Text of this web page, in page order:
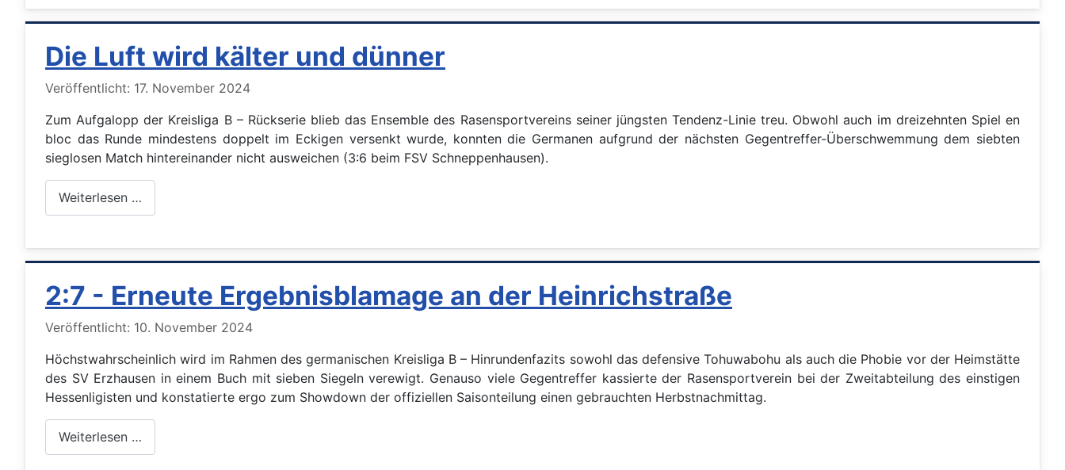
Die Luft wird kälter und dünner
Details
Veröffentlicht: 17. November 2024
Zum Aufgalopp der Kreisliga B – Rückserie blieb das Ensemble des Rasensportvereins seiner jüngsten Tendenz-Linie treu. Obwohl auch im dreizehnten Spiel en
bloc das Runde mindestens doppelt im Eckigen versenkt wurde, konnten die Germanen aufgrund der nächsten Gegentreffer-Überschwemmung dem siebten
sieglosen Match hintereinander nicht ausweichen (3:6 beim FSV Schneppenhausen).
Weiterlesen …
2:7 - Erneute Ergebnisblamage an der Heinrichstraße
Details
Veröffentlicht: 10. November 2024
Höchstwahrscheinlich wird im Rahmen des germanischen Kreisliga B – Hinrundenfazits sowohl das defensive Tohuwabohu als auch die Phobie vor der Heimstätte
des SV Erzhausen in einem Buch mit sieben Siegeln verewigt. Genauso viele Gegentreffer kassierte der Rasensportverein bei der Zweitabteilung des einstigen
Hessenligisten und konstatierte ergo zum Showdown der offiziellen Saisonteilung einen gebrauchten Herbstnachmittag.
Weiterlesen …